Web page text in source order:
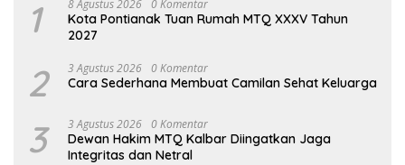
1 8 Agustus 2026 0 Komentar
Kota Pontianak Tuan Rumah MTQ XXXV Tahun
2027
2 3 Agustus 2026 0 Komentar
Cara Sederhana Membuat Camilan Sehat Keluarga
3 3 Agustus 2026 0 Komentar
Dewan Hakim MTQ Kalbar Diingatkan Jaga
Integritas dan Netral